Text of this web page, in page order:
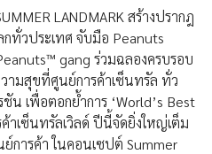
LANDMARK สร้างปรากฎ
ทั่วประเทศ จับมือ Peanuts
gang ร่วมฉลองครบรอบ
มสุขที่ศูนย์การค้าเซ็นทรัล ทั่ว
ชัน เพื่อตอกย้ำการ ‘World’s Best
าเซ็นทรัลเวิลด์ ปีนี้จัดยิ่งใหญ่เต็ม
การค้า ในคอนเซปต์ Summer